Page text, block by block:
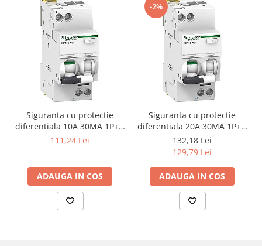
Siguranta cu protectie
diferentiala 10A 30MA 1P+N
SCHNEIDER A9D34610
111,24 Lei
ADAUGA IN COS
-2%
Siguranta cu protectie
diferentiala 20A 30MA 1P+N
SCHNEIDER A9D34620
132,18 Lei
129,79 Lei
ADAUGA IN COS